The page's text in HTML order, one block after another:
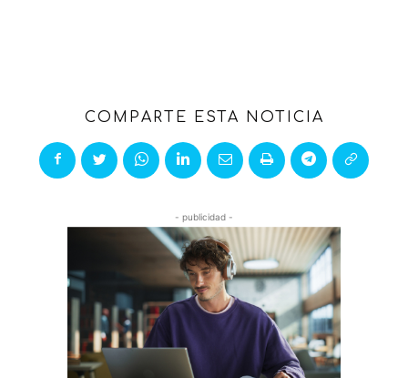
COMPARTE ESTA NOTICIA
- publicidad -